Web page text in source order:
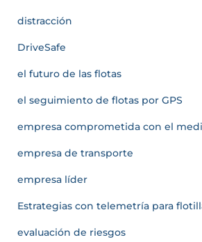
distracción
DriveSafe
el futuro de las flotas
el seguimiento de flotas por GPS
empresa comprometida con el
empresa de transporte
empresa líder
Estrategias con telemetría para
evaluación de riesgos